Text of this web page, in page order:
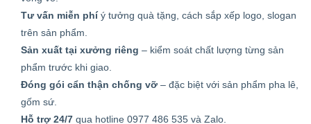
Tư vấn miễn phíý tưởng quà tặng, cách sắp xếp logo, slogan
trên sản phẩm.
Sản xuất tại xưởng riêng – kiểm soát chất lượng từng sản
phẩm trước khi giao.
Đóng gói cẩn thận chống vỡ – đặc biệt với sản phẩm pha lê,
gốm sứ.
Hỗ trợ 24/7 qua hotline 0977 486 535 và Zalo.